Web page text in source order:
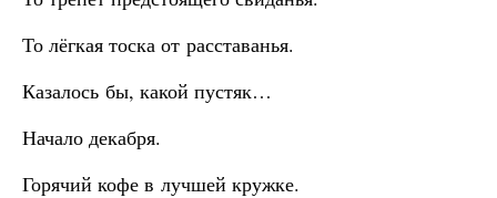
То лёгкая тоска от расставанья.
Казалось бы, какой пустяк…
Начало декабря.
Горячий кофе в лучшей кружке.